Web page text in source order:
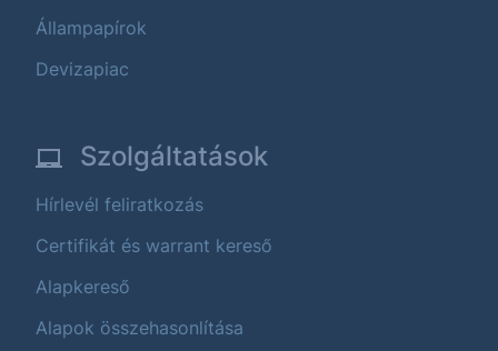
Állampapírok
Devizapiac
Szolgáltatások
Hírlevél feliratkozás
Certifikát és warrant kereső
Alapkereső
Alapok összehasonlítása